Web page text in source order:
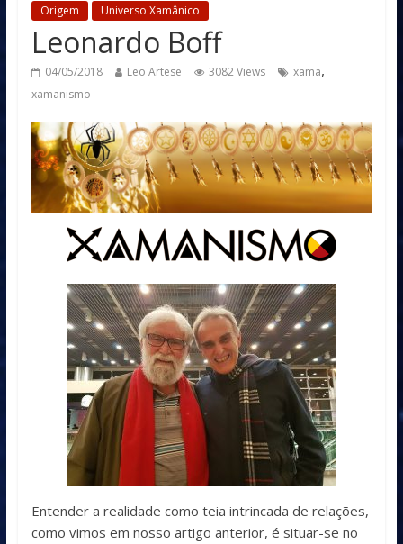
Origem Universo Xamânico
Leonardo Boff
04/05/2018 Leo Artese 3082 Views xamã,
xamanismo
Entender a realidade como teia intrincada de relações,
como vimos em nosso artigo anterior, é situar-se no